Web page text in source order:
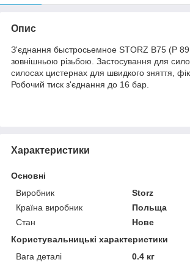
Опис
З'єднання быстросьемное STORZ В75 (Р
зовнішньою різьбою. Застосування для
силосах цистернах для швидкого зняття,
Робочий тиск з'єднання до 16 бар.
Характеристики
Основні
Виробник
Storz
Країна виробник
Польща
Стан
Нове
Користувальницькі характеристики
Вага деталі
0.4 кг